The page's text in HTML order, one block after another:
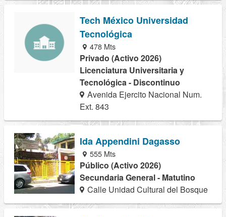
Tech México Universidad
Tecnológica
478 Mts
Privado (Activo 2026)
Licenciatura Universitaria y
Tecnológica - Discontinuo
Avenida Ejercito Nacional Num.
Ext. 843
Ida Appendini Dagasso
555 Mts
Público (Activo 2026)
Secundaria General - Matutino
Calle Unidad Cultural del Bosque